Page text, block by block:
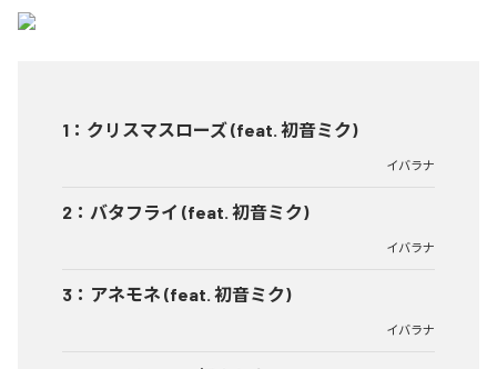
1 ： クリスマスローズ (feat. 初音ミク)
イバラナ
2 ： バタフライ (feat. 初音ミク)
イバラナ
3 ： アネモネ (feat. 初音ミク)
イバラナ